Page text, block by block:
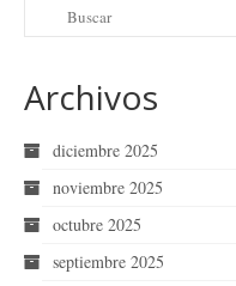
Archivos
diciembre 2025
noviembre 2025
octubre 2025
septiembre 2025